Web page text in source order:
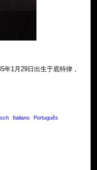
年1月29日出生于底特律，
Italiano Português